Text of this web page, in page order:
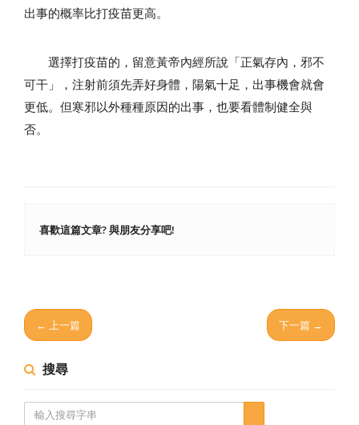
出事的概率比打疫苗更高。
選擇打疫苗的，留意黃帝內經所說「正氣存內，邪不
可干」，注射前須先弄好身體，陽氣十足，出事機會就會
更低。但寒邪以外種種原因的出事，也要看體制健全與
否。
喜歡這篇文章? 與朋友分享吧!
← 上一篇 下一篇 →
搜尋